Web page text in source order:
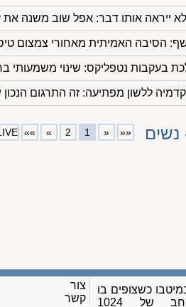
ייראה אותו דבר: אפל שוב משנה את
הסיבה האמיתית מאחורי צמצום
בעקבות נטפליקס: שינוי משמעותי
ללשון מפתיעה: זה התרגום
נשים ««
«
1
2
»
»»
כשצופים בו
ברזולוצית רוחב של 1024
צור
קשר